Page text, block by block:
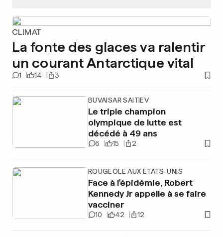
CLIMAT
La fonte des glaces va ralentir
un courant Antarctique vital
1 14 3
BUVAISAR SAITIEV
Le triple champion
olympique de lutte est
décédé à 49 ans
6 15 2
ROUGEOLE AUX ÉTATS-UNIS
Face à l'épidémie, Robert
Kennedy Jr appelle à se faire
vacciner
10 42 12